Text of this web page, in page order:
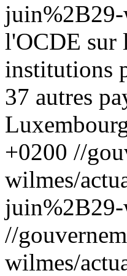
l'OCDE sur
institutions
37 autres
+0200 //
wilmes/
//
wilmes/